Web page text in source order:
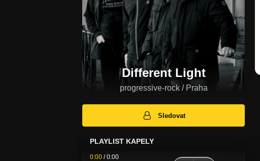
Different Light
progressive-rock / Praha
Sledovat
PLAYLIST KAPELY
0:00 /0:00